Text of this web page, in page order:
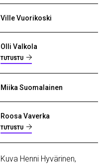
Ville Vuorikoski
Olli Valkola
TUTUSTU
Miika Suomalainen
Roosa Vaverka
TUTUSTU
Kuva Henni Hyvärinen,